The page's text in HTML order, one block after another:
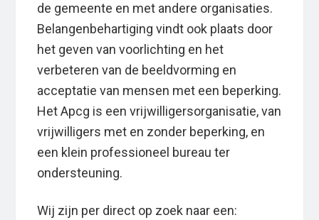
de gemeente en met andere organisaties.
Belangenbehartiging vindt ook plaats door
het geven van voorlichting en het
verbeteren van de beeldvorming en
acceptatie van mensen met een beperking.
Het Apcg is een vrijwilligersorganisatie, van
vrijwilligers met en zonder beperking, en
een klein professioneel bureau ter
ondersteuning.
Wij zijn per direct op zoek naar een: